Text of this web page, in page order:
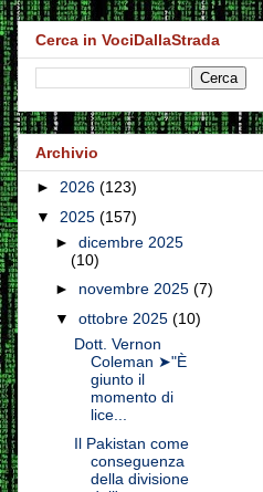
Cerca in VociDallaStrada
Archivio
► 2026 (123)
▼ 2025 (157)
► dicembre 2025
(10)
► novembre 2025 (7)
▼ ottobre 2025 (10)
Dott. Vernon
Coleman ➤"È
giunto il
momento di
lice...
Il Pakistan come
conseguenza
della divisione